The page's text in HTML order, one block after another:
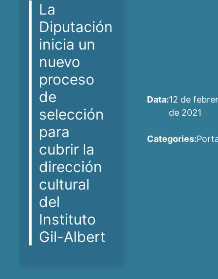
La
Diputación
inicia un
nuevo
proceso
de
selección
para
cubrir la
dirección
cultural
del
Instituto
Gil-Albert
Data:12 de febrer
de 2021
Categories: